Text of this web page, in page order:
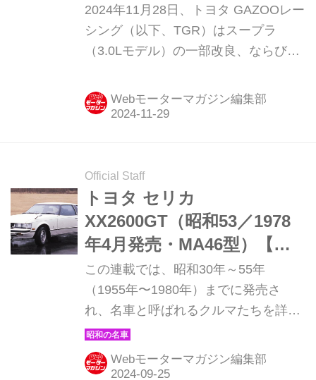
2024年11月28日、トヨタ GAZOOレー
シング（以下、TGR）はスープラ
（3.0Lモデル）の一部改良、ならびに
ョン（Final Edition）」を発表した。
（ここで紹介している画像は、すべて
Webモーターマガジン編集部
Official Staff
トヨタ セリカ
XX2600GT（昭和53／1978
年4月発売・MA46型）【昭
和の名車・完全版ダイジェ
スト098】
この連載では、昭和30年～55年
（1955年〜1980年）までに発売さ
れ、名車と呼ばれるクルマたちを詳細
に紹介しよう。その第98回目は、トヨ
タ セリカの上級モデルとして存在感を
示した、セリカXX2600GTの登場だ。
Webモーターマガジン編集部